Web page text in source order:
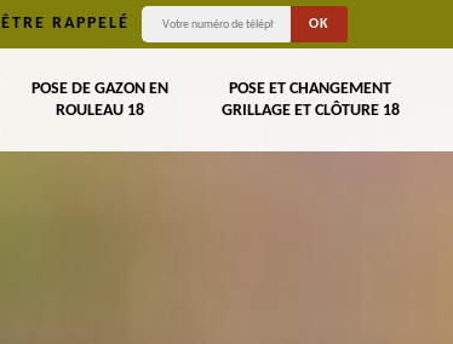
ÊTRE RAPPELÉ
POSE DE GAZON EN
ROULEAU 18
POSE ET CHANGEMENT
GRILLAGE ET CLÔTURE 18